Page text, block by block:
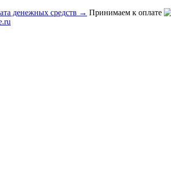
денежных средств → Принимаем к оплате